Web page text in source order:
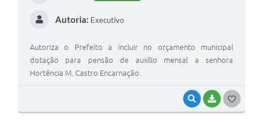
VISUALIZAR
BAIXAR
Autoria: Executivo
Autoriza o Prefeito a incluir no orçamento municipal
dotação para pensão de auxílio mensal a senhora
Hortência M. Castro Encarnação.